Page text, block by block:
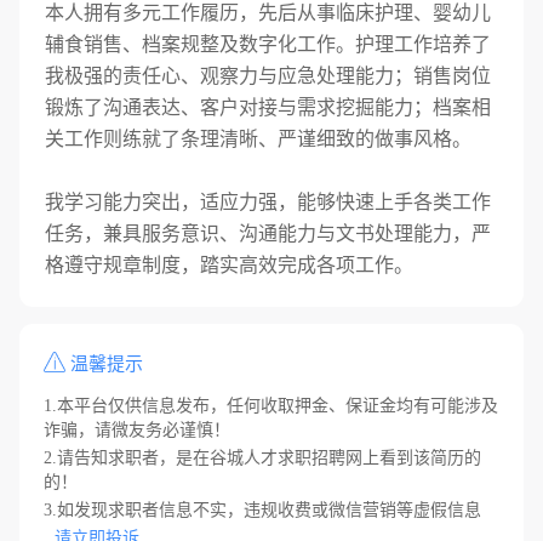
本人拥有多元工作履历，先后从事临床护理、婴幼儿
辅食销售、档案规整及数字化工作。护理工作培养了
我极强的责任心、观察力与应急处理能力；销售岗位
锻炼了沟通表达、客户对接与需求挖掘能力；档案相
关工作则练就了条理清晰、严谨细致的做事风格。
我学习能力突出，适应力强，能够快速上手各类工作
任务，兼具服务意识、沟通能力与文书处理能力，严
格遵守规章制度，踏实高效完成各项工作。
温馨提示
1.本平台仅供信息发布，任何收取押金、保证金均有可能涉及
诈骗，请微友务必谨慎！
2.请告知求职者，是在谷城人才求职招聘网上看到该简历的
的！
3.如发现求职者信息不实，违规收费或微信营销等虚假信息